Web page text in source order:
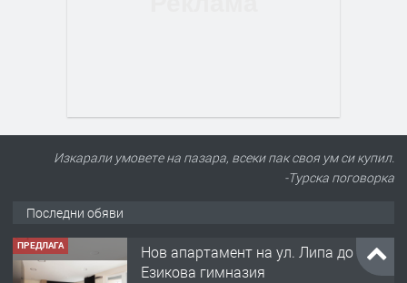
Изкарали умовете на пазара, всеки пак своя ум си купил.
-Турска поговорка
Последни обяви
ПРЕДЛАГА
Нов апартамент на ул. Липа до
Езикова гимназия